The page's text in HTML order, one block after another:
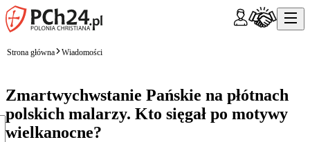
Strona główna Wiadomości
Zmartwychwstanie Pańskie na płótnach
polskich malarzy. Kto sięgał po motywy
wielkanocne?